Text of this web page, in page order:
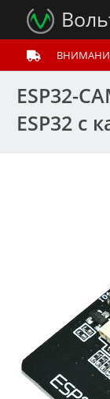
ESP32-
ESP32 с